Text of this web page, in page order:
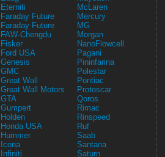
Eterniti
Faraday Future
Faraday Future
FAW-Chengdu
Fisker
Ford USA
Genesis
GMC
Great Wall
Great Wall Motors
GTA
Gumpert
Holden
Honda USA
Hummer
Icona
Infiniti
McLaren
Mercury
MG
Morgan
NanoFlowcell
Pagani
Pininfarina
Polestar
Pontiac
Protoscar
Qoros
Rimac
Rinspeed
Ruf
Saab
Santana
Saturn